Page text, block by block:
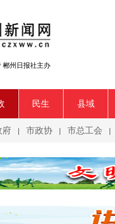
郴州日报社主办
民生 县域
府 | 市政协 | 市总工会 |